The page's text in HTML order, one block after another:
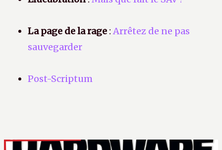
La page de la rage : Arrêtez de ne pas
sauvegarder
Post-Scriptum